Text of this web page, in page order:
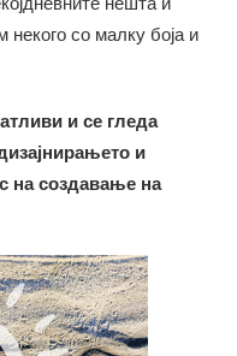
некого со малку боја и
и се гледа
и
на создавање на